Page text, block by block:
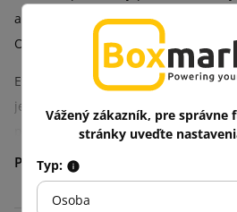
a zvyšuje bezpečnosť práce. Ako
Od čoho závisí poriadok a čistota v
Efektívne fungovanie skladu závisí
jeho usporiadania. Na rozdiel od
položky uložené v konkrétnej
usporiadané a umiestnené tak,
prácu.
Vážený zákazník, pre správne
stránky uveďte
Typ:
Osoba